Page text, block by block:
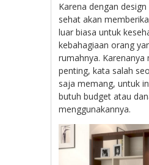
Karena dengan
sehat akan
luar biasa untuk
kebahagiaan orang
rumahnya. Karenanya
penting, kata salah
saja memang, untuk
butuh budget atau
menggunakannya.